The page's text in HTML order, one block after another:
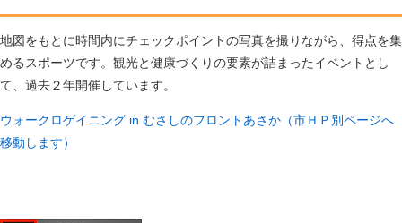
地図をもとに時間内にチェックポイントの写真を撮りながら、得点を集
めるスポーツです。観光と健康づくりの要素が詰まったイベントとし
て、過去２年開催しています。
ウォークロゲイニング in むさしのフロントあさか（市ＨＰ別ページへ
移動します）